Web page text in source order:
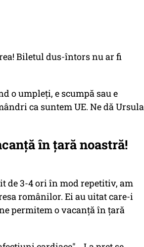
Biletul dus-întors nu ar fi
o umpleți, e scumpă sau e
ca suntem UE. Ne dă Ursula
în țară noastră!
de 3-4 ori în mod repetitiv, am
românilor. Ei au uitat care-i
permitem o vacanță în țară